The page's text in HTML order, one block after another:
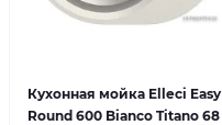
Кухонная мойка Elleci Easy
Round 600 Bianco Titano 68